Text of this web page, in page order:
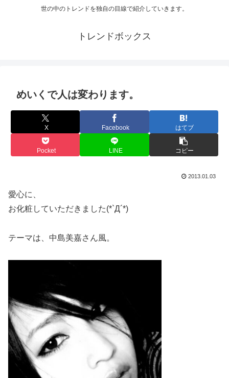
世の中のトレンドを独自の目線で紹介していきます。
トレンドボックス
めいくで人は変わります。
X Facebook はてブ
Pocket LINE コピー
2013.01.03
愛心に、
お化粧していただきました(*`Д´*)
テーマは、中島美嘉さん風。